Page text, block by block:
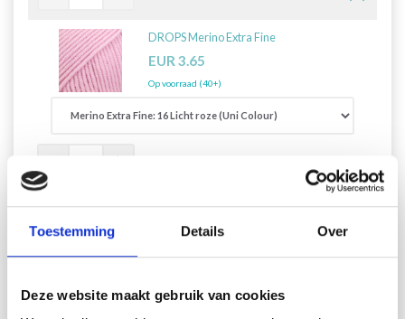
Toestemming Details Over
Deze website maakt gebruik van cookies
DROPS Merino Extra Fine
EUR 3.65
Op voorraad (40+)
Alles toevoegen aan winkelwagen
Ce texte a été traduit par notre service de traduction